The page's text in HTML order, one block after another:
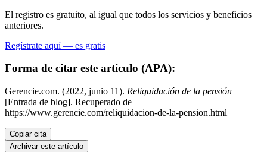
El registro es gratuito, al igual que todos los servicios y beneficios
anteriores.
Regístrate aquí — es gratis
Forma de citar este artículo (APA):
Gerencie.com. (2022, junio 11). Reliquidación de la pensión
[Entrada de blog]. Recuperado de
https://www.gerencie.com/reliquidacion-de-la-pension.html
Copiar cita
Archivar este artículo